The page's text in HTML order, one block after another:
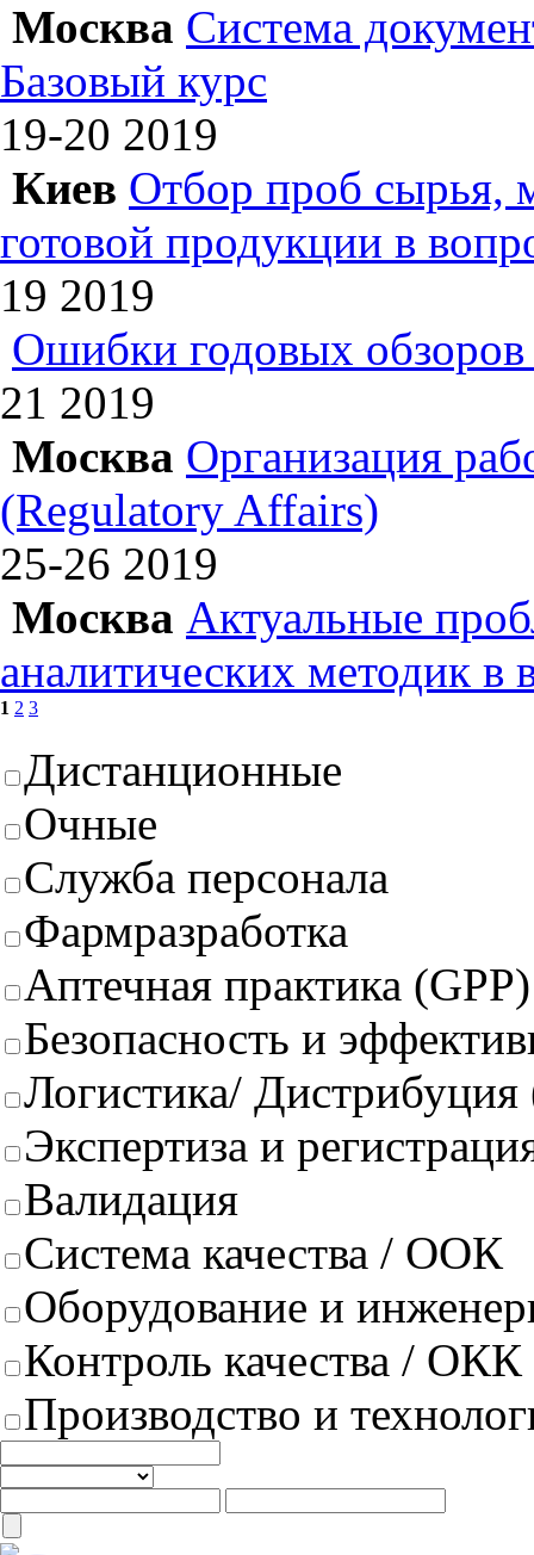
Москва Система
Базовый курс
19-20 2019
Киев Отбор проб сырья,
готовой продукции в
19 2019
Ошибки годовых обзоров
21 2019
Москва Организация
(Regulatory Affairs)
25-26 2019
Москва Актуальные
аналитических методик в
1 2 3
Дистанционные
Очные
Служба персонала
Фармразработка
Аптечная практика (GPP)
Безопасность и
Логистика/
Экспертиза и
Валидация
Система качества / ООК
Оборудование и
Контроль качества / ОКК
Производство и